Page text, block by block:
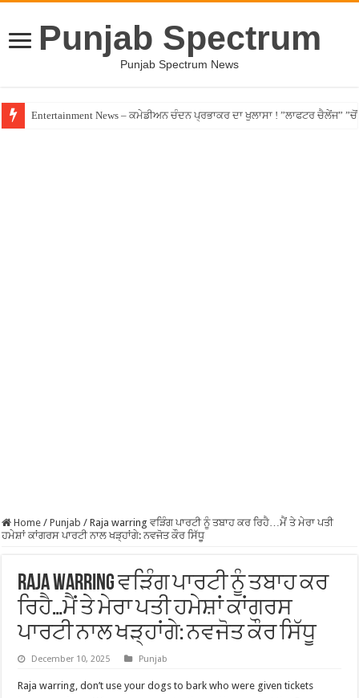
Punjab Spectrum
Punjab Spectrum News
Entertainment News – ਕਮੇਡੀਅਨ ਚੰਦਨ ਪ੍ਰਭਾਕਰ ਦਾ ਖੁਲਾਸਾ ! ”ਲਾਫਟਰ ਚੈਲੇਂਜ”
Home / Punjab / Raja warring ਵੜਿੰਗ ਪਾਰਟੀ ਨੂੰ ਤਬਾਹ ਕਰ ਰਿਹੈ…ਮੈਂ ਤੇ ਮੇਰਾ ਪਤੀ
ਹਮੇਸ਼ਾਂ ਕਾਂਗਰਸ ਪਾਰਟੀ ਨਾਲ ਖੜ੍ਹਾਂਗੇ: ਨਵਜੋਤ ਕੌਰ ਸਿੱਧੂ
Raja warring ਵੜਿੰਗ ਪਾਰਟੀ ਨੂੰ ਤਬਾਹ ਕਰ
ਰਿਹੈ…ਮੈਂ ਤੇ ਮੇਰਾ ਪਤੀ ਹਮੇਸ਼ਾਂ ਕਾਂਗਰਸ
ਪਾਰਟੀ ਨਾਲ ਖੜ੍ਹਾਂਗੇ: ਨਵਜੋਤ ਕੌਰ ਸਿੱਧੂ
December 10, 2025 Punjab
Raja warring, don’t use your dogs to bark who were given tickets